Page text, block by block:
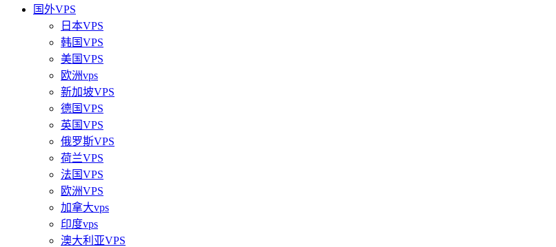
国外VPS
日本VPS
韩国VPS
美国VPS
欧洲vps
新加坡VPS
德国VPS
英国VPS
俄罗斯VPS
荷兰VPS
法国VPS
欧洲VPS
加拿大vps
印度vps
澳大利亚VPS